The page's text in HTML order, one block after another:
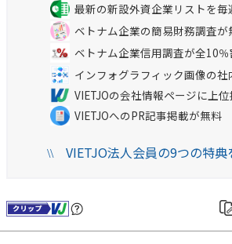
最新の新設外資企業リストを毎
ベトナム企業の簡易財務調査が
ベトナム企業信用調査が全10％
インフォグラフィック画像の
VIETJOの会社情報ページに上
VIETJOへのPR記事掲載が無料
\\VIETJO法人会員の9つの特典